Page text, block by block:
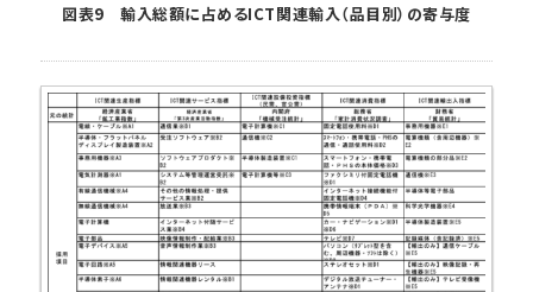
図表9 輸入総額に占めるICT関連輸入（品目別）の寄与度